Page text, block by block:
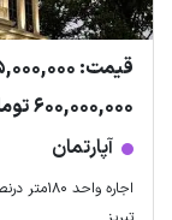
قیمت: 35,000,000 تومان اجاره
600,000,000 تومان رهن
آپارتمان
اجاره واحد 180متر درنصر